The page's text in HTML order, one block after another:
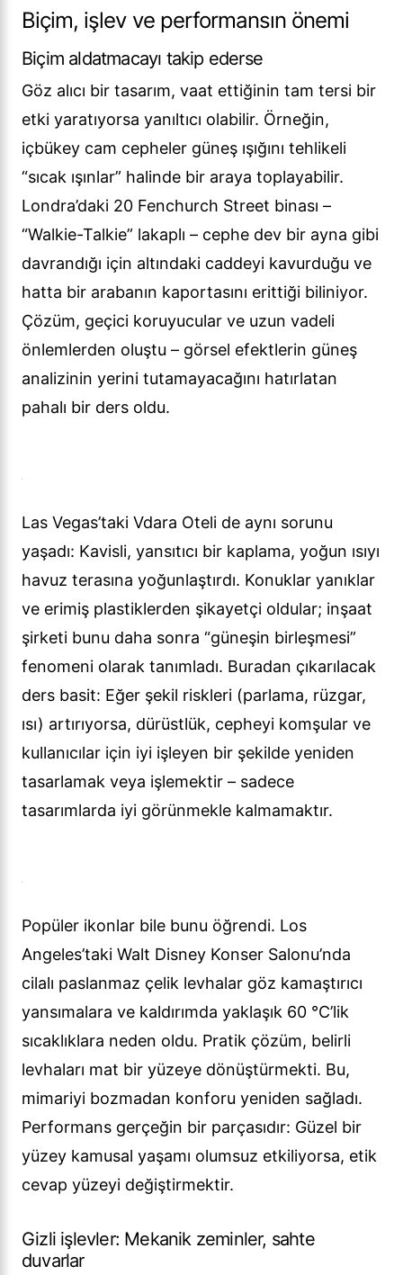
Biçim, işlev ve performansın önemi
Biçim aldatmacayı takip ederse
Göz alıcı bir tasarım, vaat ettiğinin tam tersi bir
etki yaratıyorsa yanıltıcı olabilir. Örneğin,
içbükey cam cepheler güneş ışığını tehlikeli
“sıcak ışınlar” halinde bir araya toplayabilir.
Londra’daki 20 Fenchurch Street binası –
“Walkie-Talkie” lakaplı – cephe dev bir ayna gibi
davrandığı için altındaki caddeyi kavurduğu ve
hatta bir arabanın kaportasını erittiği biliniyor.
Çözüm, geçici koruyucular ve uzun vadeli
önlemlerden oluştu – görsel efektlerin güneş
analizinin yerini tutamayacağını hatırlatan
pahalı bir ders oldu.
Las Vegas’taki Vdara Oteli de aynı sorunu
yaşadı: Kavisli, yansıtıcı bir kaplama, yoğun ısıyı
havuz terasına yoğunlaştırdı. Konuklar yanıklar
ve erimiş plastiklerden şikayetçi oldular; inşaat
şirketi bunu daha sonra “güneşin birleşmesi”
fenomeni olarak tanımladı. Buradan çıkarılacak
ders basit: Eğer şekil riskleri (parlama, rüzgar,
ısı) artırıyorsa, dürüstlük, cepheyi komşular ve
kullanıcılar için iyi işleyen bir şekilde yeniden
tasarlamak veya işlemektir – sadece
tasarımlarda iyi görünmekle kalmamaktır.
Popüler ikonlar bile bunu öğrendi. Los
Angeles’taki Walt Disney Konser Salonu’nda
cilalı paslanmaz çelik levhalar göz kamaştırıcı
yansımalara ve kaldırımda yaklaşık 60 °C’lik
sıcaklıklara neden oldu. Pratik çözüm, belirli
levhaları mat bir yüzeye dönüştürmekti. Bu,
mimariyi bozmadan konforu yeniden sağladı.
Performans gerçeğin bir parçasıdır: Güzel bir
yüzey kamusal yaşamı olumsuz etkiliyorsa, etik
cevap yüzeyi değiştirmektir.
Gizli işlevler: Mekanik zeminler, sahte
duvarlar